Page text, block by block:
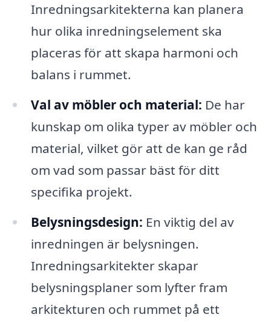
Inredningsarkitekterna kan planera
hur olika inredningselement ska
placeras för att skapa harmoni och
balans i rummet.
Val av möbler och material: De har
kunskap om olika typer av möbler och
material, vilket gör att de kan ge råd
om vad som passar bäst för ditt
specifika projekt.
Belysningsdesign: En viktig del av
inredningen är belysningen.
Inredningsarkitekter skapar
belysningsplaner som lyfter fram
arkitekturen och rummet på ett